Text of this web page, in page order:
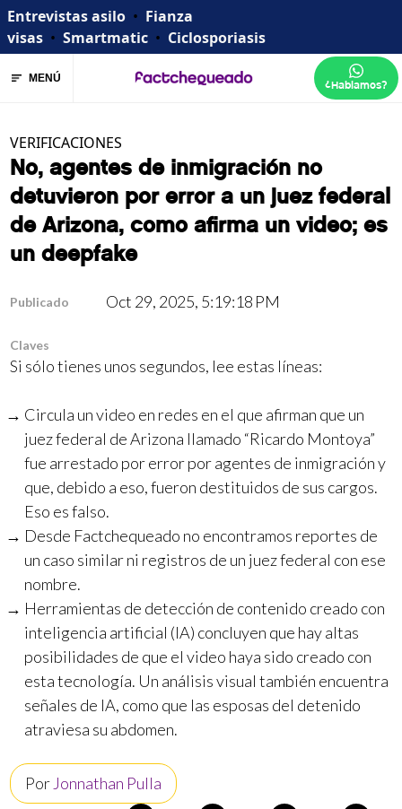
Entrevistas asilo • Fianza
visas • Smartmatic • Ciclosporiasis
MENÚ ¿Hablamos?
VERIFICACIONES
No, agentes de inmigración no
detuvieron por error a un juez federal
de Arizona, como afirma un video; es
un deepfake
Publicado Oct 29, 2025, 5:19:18 PM
Claves
Si sólo tienes unos segundos, lee estas líneas:
Circula un video en redes en el que afirman que un
juez federal de Arizona llamado “Ricardo Montoya”
fue arrestado por error por agentes de inmigración y
que, debido a eso, fueron destituidos de sus cargos.
Eso es falso.
Desde Factchequeado no encontramos reportes de
un caso similar ni registros de un juez federal con ese
nombre.
Herramientas de detección de contenido creado con
inteligencia artificial (IA) concluyen que hay altas
posibilidades de que el video haya sido creado con
esta tecnología. Un análisis visual también encuentra
señales de IA, como que las esposas del detenido
atraviesa su abdomen.
Por Jonnathan Pulla